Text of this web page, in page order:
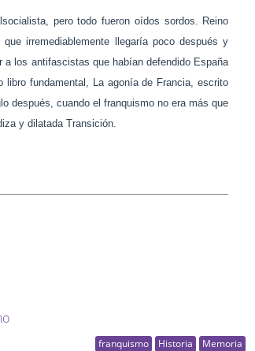
pero todo fueron oídos sordos. Reino
irremediablemente llegaría poco después y
a los antifascistas que habían defendido España
fundamental, La agonía de Francia, escrito
después, cuando el franquismo no era más que
y dilatada Transición.
franquismo Historia Memoria